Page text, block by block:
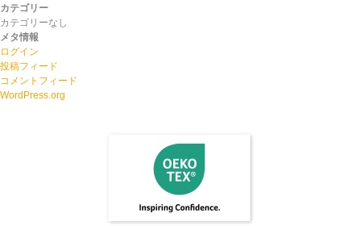
カテゴリー
カテゴリーなし
メタ情報
ログイン
投稿フィード
コメントフィード
WordPress.org